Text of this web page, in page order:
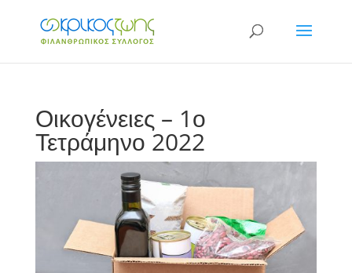
Οικογένειες – 1ο
Τετράμηνο 2022